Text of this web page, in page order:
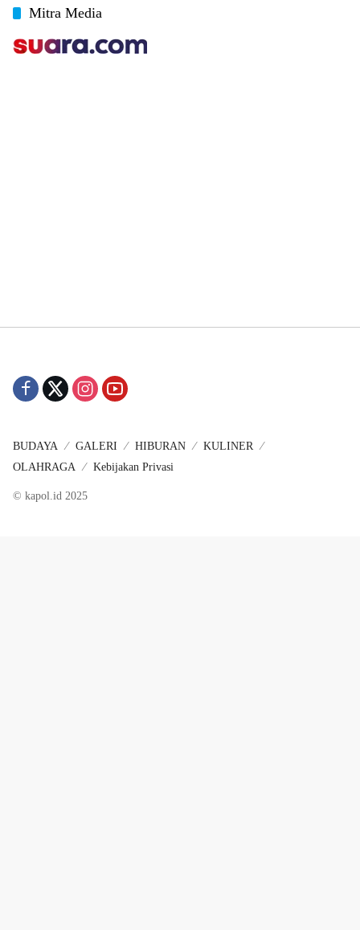
Mitra Media
BUDAYA GALERI HIBURAN
KULINER
OLAHRAGA
Kebijakan Privasi
© kapol.id 2025